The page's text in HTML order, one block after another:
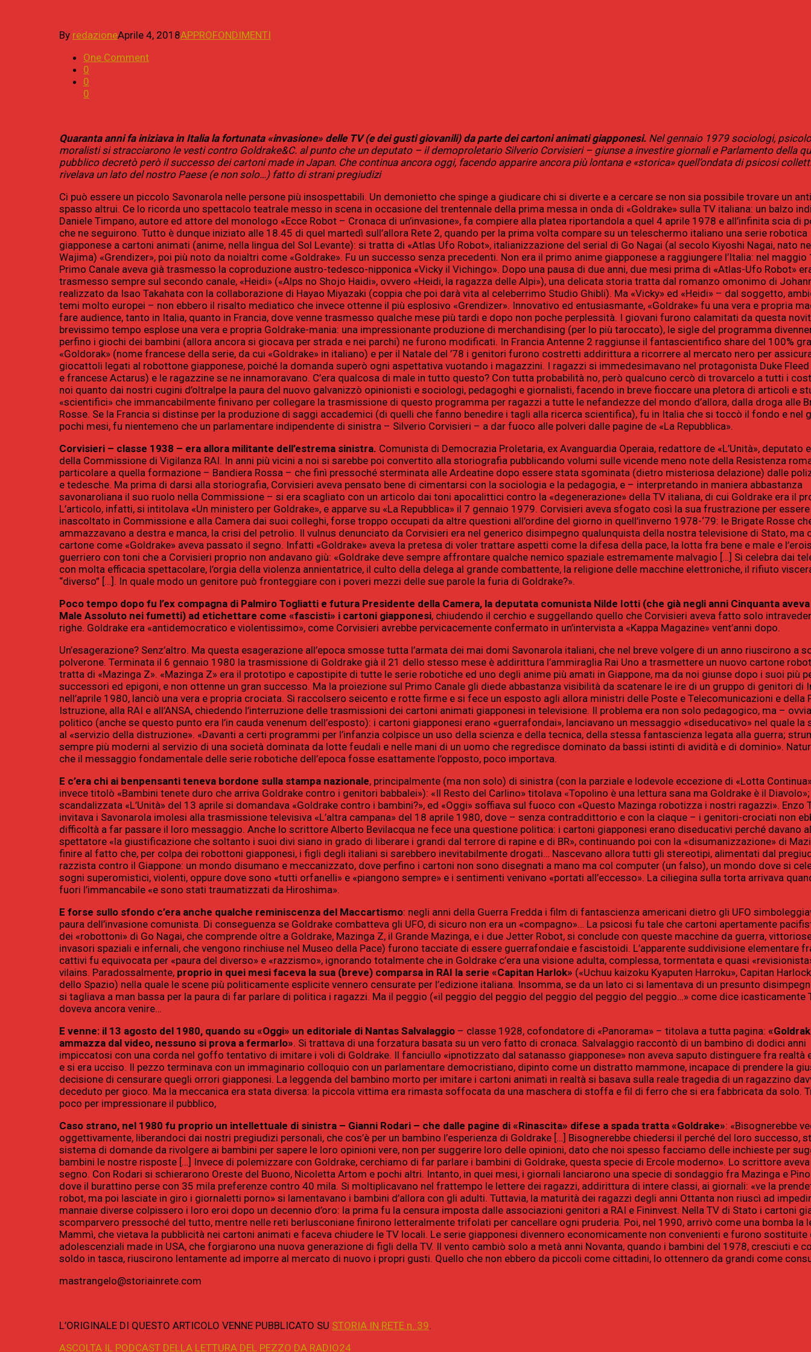
By redazioneAprile 4, 2018APPROFONDIMENTI
One Comment
0
0
0
Quaranta anni fa iniziava in Italia la fortunata «invasione» delle TV (e dei gusti giovanili) da parte dei cartoni animati giapponesi. Nel gennaio 1979 sociologi,
moralisti si stracciarono le vesti contro Goldrake&C. al punto che un deputato – il demoproletario Silverio Corvisieri – giunse a investire giornali e Parlamento della
pubblico decretò però il successo dei cartoni made in Japan. Che continua ancora oggi, facendo apparire ancora più lontana e «storica» quell’ondata di psicosi
rivelava un lato del nostro Paese (e non solo…) fatto di strani pregiudizi
Ci può essere un piccolo Savonarola nelle persone più insospettabili. Un demonietto che spinge a giudicare chi si diverte e a cercare se non sia possibile trovare un
spasso altrui. Ce lo ricorda uno spettacolo teatrale messo in scena in occasione del trentennale della prima messa in onda di «Goldrake» sulla TV italiana: un balzo
Daniele Timpano, autore ed attore del monologo «Ecce Robot – Cronaca di un’invasione», fa compiere alla platea riportandola a quel 4 aprile 1978 e all’infinita scia di
che ne seguirono. Tutto è dunque iniziato alle 18.45 di quel martedì sull’allora Rete 2, quando per la prima volta compare su un teleschermo italiano una serie robotica
giapponese a cartoni animati (anime, nella lingua del Sol Levante): si tratta di «Atlas Ufo Robot», italianizzazione del serial di Go Nagai (al secolo Kiyoshi Nagai, nato
Wajima) «Grendizer», poi più noto da noialtri come «Goldrake». Fu un successo senza precedenti. Non era il primo anime giapponese a raggiungere l’Italia: nel maggio
Primo Canale aveva già trasmesso la coproduzione austro-tedesco-nipponica «Vicky il Vichingo». Dopo una pausa di due anni, due mesi prima di «Atlas-Ufo Robot»
trasmesso sempre sul secondo canale, «Heidi» («Alps no Shojo Haidi», ovvero «Heidi, la ragazza delle Alpi»), una delicata storia tratta dal romanzo omonimo di
realizzato da Isao Takahata con la collaborazione di Hayao Miyazaki (coppia che poi darà vita al celeberrimo Studio Ghibli). Ma «Vicky» ed «Heidi» – dal soggetto,
temi molto europei – non ebbero il risalto mediatico che invece ottenne il più esplosivo «Grendizer». Innovativo ed entusiasmante, «Goldrake» fu una vera e propria
fare audience, tanto in Italia, quanto in Francia, dove venne trasmesso qualche mese più tardi e dopo non poche perplessità. I giovani furono calamitati da questa
brevissimo tempo esplose una vera e propria Goldrake-mania: una impressionante produzione di merchandising (per lo più taroccato), le sigle del programma
perfino i giochi dei bambini (allora ancora si giocava per strada e nei parchi) ne furono modificati. In Francia Antenne 2 raggiunse il fantascientifico share del 100%
«Goldorak» (nome francese della serie, da cui «Goldrake» in italiano) e per il Natale del ’78 i genitori furono costretti addirittura a ricorrere al mercato nero per
giocattoli legati al robottone giapponese, poiché la domanda superò ogni aspettativa vuotando i magazzini. I ragazzi si immedesimavano nel protagonista Duke
e francese Actarus) e le ragazzine se ne innamoravano. C’era qualcosa di male in tutto questo? Con tutta probabilità no, però qualcuno cercò di trovarcelo a tutti i
noi quanto dai nostri cugini d’oltralpe la paura del nuovo galvanizzò opinionisti e sociologi, pedagoghi e giornalisti, facendo in breve fioccare una pletora di articoli e
«scientifici» che immancabilmente finivano per collegare la trasmissione di questo programma per ragazzi a tutte le nefandezze del mondo d’allora, dalla droga alle
Rosse. Se la Francia si distinse per la produzione di saggi accademici (di quelli che fanno benedire i tagli alla ricerca scientifica), fu in Italia che si toccò il fondo e nel
pochi mesi, fu nientemeno che un parlamentare indipendente di sinistra – Silverio Corvisieri – a dar fuoco alle polveri dalle pagine de «La Repubblica».
Corvisieri – classe 1938 – era allora militante dell’estrema sinistra. Comunista di Democrazia Proletaria, ex Avanguardia Operaia, redattore de «L’Unità», deputato
della Commissione di Vigilanza RAI. In anni più vicini a noi si sarebbe poi convertito alla storiografia pubblicando volumi sulle vicende meno note della Resistenza
particolare a quella formazione – Bandiera Rossa – che finì pressoché sterminata alle Ardeatine dopo essere stata sgominata (dietro misteriosa delazione) dalle
e tedesche. Ma prima di darsi alla storiografia, Corvisieri aveva pensato bene di cimentarsi con la sociologia e la pedagogia, e – interpretando in maniera abbastanza
savonaroliana il suo ruolo nella Commissione – si era scagliato con un articolo dai toni apocalittici contro la «degenerazione» della TV italiana, di cui Goldrake era il
L’articolo, infatti, si intitolava «Un ministero per Goldrake», e apparve su «La Repubblica» il 7 gennaio 1979. Corvisieri aveva sfogato così la sua frustrazione per
inascoltato in Commissione e alla Camera dai suoi colleghi, forse troppo occupati da altre questioni all’ordine del giorno in quell’inverno 1978-‘79: le Brigate Rosse
ammazzavano a destra e manca, la crisi del petrolio. Il vulnus denunciato da Corvisieri era nel generico disimpegno qualunquista della nostra televisione di Stato, ma
cartone come «Goldrake» aveva passato il segno. Infatti «Goldrake» aveva la pretesa di voler trattare aspetti come la difesa della pace, la lotta fra bene e male e
guerriero con toni che a Corvisieri proprio non andavano giù: «Goldrake deve sempre affrontare qualche nemico spaziale estremamente malvagio […] Si celebra dai
con molta efficacia spettacolare, l’orgia della violenza annientatrice, il culto della delega al grande combattente, la religione delle macchine elettroniche, il rifiuto
“diverso” […]. In quale modo un genitore può fronteggiare con i poveri mezzi delle sue parole la furia di Goldrake?».
Poco tempo dopo fu l’ex compagna di Palmiro Togliatti e futura Presidente della Camera, la deputata comunista Nilde Iotti (che già negli anni Cinquanta
Male Assoluto nei fumetti) ad etichettare come «fascisti» i cartoni giapponesi, chiudendo il cerchio e suggellando quello che Corvisieri aveva fatto solo
righe. Goldrake era «antidemocratico e violentissimo», come Corvisieri avrebbe pervicacemente confermato in un’intervista a «Kappa Magazine» vent’anni dopo.
Un’esagerazione? Senz’altro. Ma questa esagerazione all’epoca smosse tutta l’armata dei mai domi Savonarola italiani, che nel breve volgere di un anno riuscirono a
polverone. Terminata il 6 gennaio 1980 la trasmissione di Goldrake già il 21 dello stesso mese è addirittura l’ammiraglia Rai Uno a trasmettere un nuovo cartone
tratta di «Mazinga Z». «Mazinga Z» era il prototipo e capostipite di tutte le serie robotiche ed uno degli anime più amati in Giappone, ma da noi giunse dopo i suoi più
successori ed epigoni, e non ottenne un gran successo. Ma la proiezione sul Primo Canale gli diede abbastanza visibilità da scatenare le ire di un gruppo di genitori di
nell’aprile 1980, lanciò una vera e propria crociata. Si raccolsero seicento e rotte firme e si fece un esposto agli allora ministri delle Poste e Telecomunicazioni e della
Istruzione, alla RAI e all’ANSA, chiedendo l’interruzione delle trasmissioni dei cartoni animati giapponesi in televisione. Il problema era non solo pedagogico, ma –
politico (anche se questo punto era l’in cauda venenum dell’esposto): i cartoni giapponesi erano «guerrafondai», lanciavano un messaggio «diseducativo» nel quale la
al «servizio della distruzione». «Davanti a certi programmi per l’infanzia colpisce un uso della scienza e della tecnica, della stessa fantascienza legata alla guerra;
sempre più moderni al servizio di una società dominata da lotte feudali e nelle mani di un uomo che regredisce dominato da bassi istinti di avidità e di dominio».
che il messaggio fondamentale delle serie robotiche dell’epoca fosse esattamente l’opposto, poco importava.
E c’era chi ai benpensanti teneva bordone sulla stampa nazionale, principalmente (ma non solo) di sinistra (con la parziale e lodevole eccezione di «Lotta
invece titolò «Bambini tenete duro che arriva Goldrake contro i genitori babbalei»): «Il Resto del Carlino» titolava «Topolino è una lettura sana ma Goldrake è il Diavolo»;
scandalizzata «L’Unità» del 13 aprile si domandava «Goldrake contro i bambini?», ed «Oggi» soffiava sul fuoco con «Questo Mazinga robotizza i nostri ragazzi». Enzo
invitava i Savonarola imolesi alla trasmissione televisiva «L’altra campana» del 18 aprile 1980, dove – senza contraddittorio e con la claque – i genitori-crociati non
difficoltà a far passare il loro messaggio. Anche lo scrittore Alberto Bevilacqua ne fece una questione politica: i cartoni giapponesi erano diseducativi perché davano
spettatore «la giustificazione che soltanto i suoi divi siano in grado di liberare i grandi dal terrore di rapine e di BR», continuando poi con la «disumanizzazione» di
finire al fatto che, per colpa dei robottoni giapponesi, i figli degli italiani si sarebbero inevitabilmente drogati… Nascevano allora tutti gli stereotipi, alimentati dal
razzista contro il Giappone: un mondo disumano e meccanizzato, dove perfino i cartoni non sono disegnati a mano ma col computer (un falso), un mondo dove si
sogni superomistici, violenti, oppure dove sono «tutti orfanelli» e «piangono sempre» e i sentimenti venivano «portati all’eccesso». La ciliegina sulla torta arrivava
fuori l’immancabile «e sono stati traumatizzati da Hiroshima».
E forse sullo sfondo c’era anche qualche reminiscenza del Maccartismo: negli anni della Guerra Fredda i film di fantascienza americani dietro gli UFO
paura dell’invasione comunista. Di conseguenza se Goldrake combatteva gli UFO, di sicuro non era un «compagno»… La psicosi fu tale che cartoni apertamente
dei «robottoni» di Go Nagai, che comprende oltre a Goldrake, Mazinga Z, il Grande Mazinga, e i due Jetter Robot, si conclude con queste macchine da guerra,
invasori spaziali e infernali, che vengono rinchiuse nel Museo della Pace) furono tacciate di essere guerrafondaie e fascistoidi. L’apparente suddivisione elementare
cattivi fu equivocata per «paura del diverso» e «razzismo», ignorando totalmente che in Goldrake c’era una visione adulta, complessa, tormentata e quasi
vilains. Paradossalmente, proprio in quei mesi faceva la sua (breve) comparsa in RAI la serie «Capitan Harlok» («Uchuu kaizoku Kyaputen Harroku», Capitan
dello Spazio) nella quale le scene più politicamente esplicite vennero censurate per l’edizione italiana. Insomma, se da un lato ci si lamentava di un presunto
si tagliava a man bassa per la paura di far parlare di politica i ragazzi. Ma il peggio («il peggio del peggio del peggio del peggio del peggio…» come dice icasticamente
doveva ancora venire…
E venne: il 13 agosto del 1980, quando su «Oggi» un editoriale di Nantas Salvalaggio – classe 1928, cofondatore di «Panorama» – titolava a tutta pagina:
ammazza dal video, nessuno si prova a fermarlo». Si trattava di una forzatura basata su un vero fatto di cronaca. Salvalaggio raccontò di un bambino di dodici anni
impiccatosi con una corda nel goffo tentativo di imitare i voli di Goldrake. Il fanciullo «ipnotizzato dal satanasso giapponese» non aveva saputo distinguere fra realtà
e si era ucciso. Il pezzo terminava con un immaginario colloquio con un parlamentare democristiano, dipinto come un distratto mammone, incapace di prendere la
decisione di censurare quegli orrori giapponesi. La leggenda del bambino morto per imitare i cartoni animati in realtà si basava sulla reale tragedia di un ragazzino
deceduto per gioco. Ma la meccanica era stata diversa: la piccola vittima era rimasta soffocata da una maschera di stoffa e fil di ferro che si era fabbricata da solo.
poco per impressionare il pubblico,
Caso strano, nel 1980 fu proprio un intellettuale di sinistra – Gianni Rodari – che dalle pagine di «Rinascita» difese a spada tratta «Goldrake»: «Bisognerebbe
oggettivamente, liberandoci dai nostri pregiudizi personali, che cos’è per un bambino l’esperienza di Goldrake […] Bisognerebbe chiedersi il perché del loro successo,
sistema di domande da rivolgere ai bambini per sapere le loro opinioni vere, non per suggerire loro delle opinioni, dato che noi spesso facciamo delle inchieste per
bambini le nostre risposte […] Invece di polemizzare con Goldrake, cerchiamo di far parlare i bambini di Goldrake, questa specie di Ercole moderno». Lo scrittore
segno. Con Rodari si schierarono Oreste del Buono, Nicoletta Artom e pochi altri. Intanto, in quei mesi, i giornali lanciarono una specie di sondaggio fra Mazinga e
dove il burattino perse con 35 mila preferenze contro 40 mila. Si moltiplicavano nel frattempo le lettere dei ragazzi, addirittura di intere classi, ai giornali: «ve la
robot, ma poi lasciate in giro i giornaletti porno» si lamentavano i bambini d’allora con gli adulti. Tuttavia, la maturità dei ragazzi degli anni Ottanta non riuscì ad
mannaie diverse colpissero i loro eroi dopo un decennio d’oro: la prima fu la censura imposta dalle associazioni genitori a RAI e Fininvest. Nella TV di Stato i cartoni
scomparvero pressoché del tutto, mentre nelle reti berlusconiane finirono letteralmente trifolati per cancellare ogni pruderia. Poi, nel 1990, arrivò come una bomba la
Mammì, che vietava la pubblicità nei cartoni animati e faceva chiudere le TV locali. Le serie giapponesi divennero economicamente non convenienti e furono
adolescenziali made in USA, che forgiarono una nuova generazione di figli della TV. Il vento cambiò solo a metà anni Novanta, quando i bambini del 1978, cresciuti e
soldo in tasca, riuscirono lentamente ad imporre al mercato di nuovo i propri gusti. Quello che non ebbero da piccoli come cittadini, lo ottennero da grandi come
mastrangelo@storiainrete.com
L’ORIGINALE DI QUESTO ARTICOLO VENNE PUBBLICATO SU STORIA IN RETE n. 39.
ASCOLTA IL PODCAST DELLA LETTURA DEL PEZZO DA RADIO24